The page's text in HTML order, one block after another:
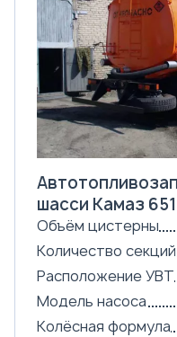
шасси Камаз
Объём цистерны
Количество секций
Расположение УВТ
Модель насоса
Колёсная формула